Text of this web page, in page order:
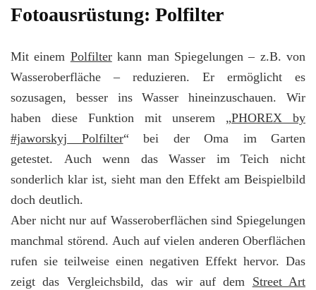
Fotoausrüstung: Polfilter
Mit einem Polfilterkann man Spiegelungen – z.B. von
Wasseroberfläche – reduzieren. Er ermöglicht es
sozusagen, besser ins Wasser hineinzuschauen. Wir
haben diese Funktion mit unserem „PHOREX by
#jaworskyj Polfilter“ bei der Oma im Garten
getestet. Auch wenn das Wasser im Teich nicht
sonderlich klar ist, sieht man den Effekt am Beispielbild
doch deutlich.
Aber nicht nur auf Wasseroberflächen sind Spiegelungen
manchmal störend. Auch auf vielen anderen Oberflächen
rufen sie teilweise einen negativen Effekt hervor. Das
zeigt das Vergleichsbild, das wir auf dem Street Art